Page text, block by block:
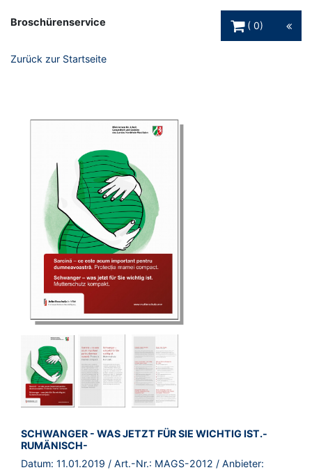
Broschürenservice
0
Zurück zur Startseite
BROSCHÜRE:
SCHWANGER - WAS JETZT FÜR SIE WICHTIG IST.-
RUMÄNISCH-
Datum: 11.01.2019 / Art.-Nr.: MAGS-2012 / Anbieter: